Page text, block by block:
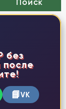
без
после
📘VK